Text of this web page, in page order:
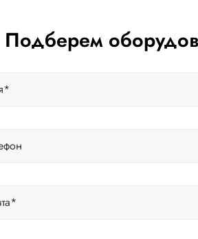
Подберем